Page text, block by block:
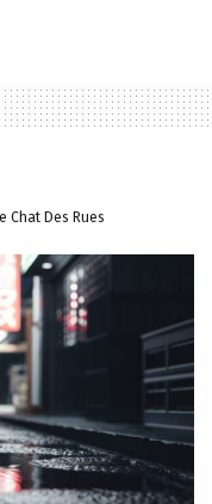
Chat Des Rues